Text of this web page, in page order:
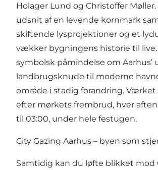
Holager Lund og Christoffer
udsnit af en levende kornmark
skiftende lysprojektioner og et
vækker bygningens historie til live.
symbolsk påmindelse om Aarhus’
landbrugsknude til moderne
område i stadig forandring. Værket
efter mørkets frembrud, hver aften
til 03:00, under hele festugen.
City Gazing Aarhus – byen som
Samtidig kan du løfte blikket mod